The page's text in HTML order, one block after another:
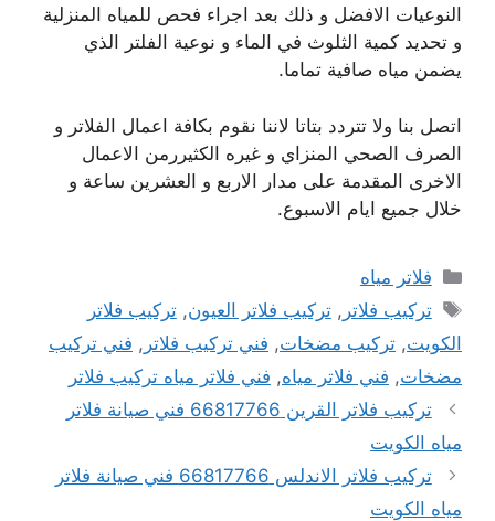
النوعيات الافضل و ذلك بعد اجراء فحص للمياه المنزلية
و تحديد كمية الثلوث في الماء و نوعية الفلتر الذي
يضمن مياه صافية تماما.
اتصل بنا ولا تتردد بتاتا لاننا نقوم بكافة اعمال الفلاتر و
الصرف الصحي المنزاي و غيره الكثيررمن الاعمال
الاخرى المقدمة على مدار الاربع و العشرين ساعة و
خلال جميع ايام الاسبوع.
التصنيفات
فلاتر مياه
الوسوم
تركيب فلاتر ,تركيب فلاتر العيون,تركيب فلاتر
الكويت, تركيب مضخات, فني تركيب فلاتر , فني تركيب
مضخات, فني فلاتر مياه, فني فلاتر مياه تركيب فلاتر
تركيب فلاتر القرين 66817766 فني صيانة فلاتر
مياه الكويت
تركيب فلاتر الاندلس 66817766 فني صيانة فلاتر
مياه الكويت